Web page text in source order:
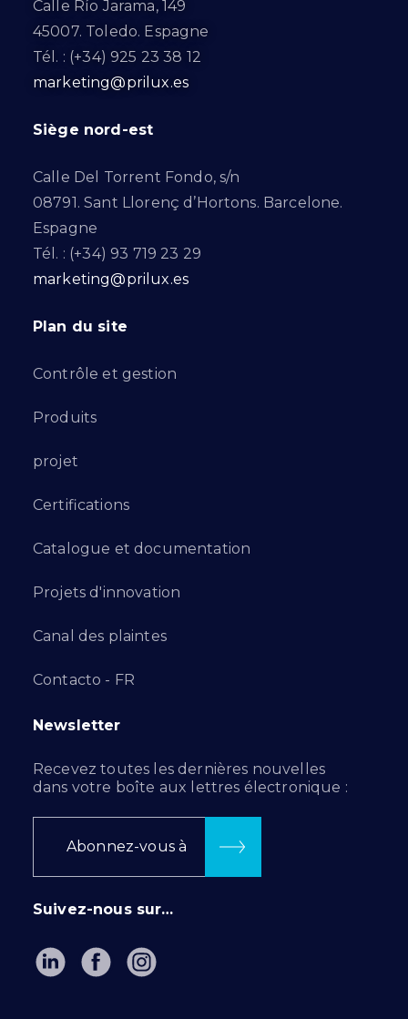
Calle Río Jarama, 149
45007. Toledo. Espagne
Tél. : (+34) 925 23 38 12
marketing@prilux.es
Siège nord-est
Calle Del Torrent Fondo, s/n
08791. Sant Llorenç d’Hortons. Barcelone.
Espagne
Tél. : (+34) 93 719 23 29
marketing@prilux.es
Plan du site
Contrôle et gestion
Produits
projet
Certifications
Catalogue et documentation
Projets d'innovation
Canal des plaintes
Contacto - FR
Newsletter
Recevez toutes les dernières nouvelles
dans votre boîte aux lettres électronique :
Abonnez-vous à
Suivez-nous sur…